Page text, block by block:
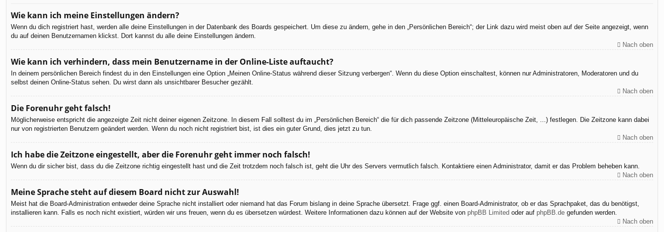
Wie kann ich meine Einstellungen ändern?
Wenn du dich registriert hast, werden alle deine Einstellungen in der Datenbank des Boards gespeichert. Um diese zu ändern, gehe in den „Persönlichen Bereich“; der Link dazu wird meist oben auf der Seite angezeigt, wenn
du auf deinen Benutzernamen klickst. Dort kannst du alle deine Einstellungen ändern.
Nach oben
Wie kann ich verhindern, dass mein Benutzername in der Online-Liste auftaucht?
In deinem persönlichen Bereich findest du in den Einstellungen eine Option „Meinen Online-Status während dieser Sitzung verbergen“. Wenn du diese Option einschaltest, können nur Administratoren, Moderatoren und du
selbst deinen Online-Status sehen. Du wirst dann als unsichtbarer Besucher gezählt.
Nach oben
Die Forenuhr geht falsch!
Möglicherweise entspricht die angezeigte Zeit nicht deiner eigenen Zeitzone. In diesem Fall solltest du im „Persönlichen Bereich“ die für dich passende Zeitzone (Mitteleuropäische Zeit, ...) festlegen. Die Zeitzone kann dabei
nur von registrierten Benutzern geändert werden. Wenn du noch nicht registriert bist, ist dies ein guter Grund, dies jetzt zu tun.
Nach oben
Ich habe die Zeitzone eingestellt, aber die Forenuhr geht immer noch falsch!
Wenn du dir sicher bist, dass du die Zeitzone richtig eingestellt hast und die Zeit trotzdem noch falsch ist, geht die Uhr des Servers vermutlich falsch. Kontaktiere einen Administrator, damit er das Problem beheben kann.
Nach oben
Meine Sprache steht auf diesem Board nicht zur Auswahl!
Meist hat die Board-Administration entweder deine Sprache nicht installiert oder niemand hat das Forum bislang in deine Sprache übersetzt. Frage ggf. einen Board-Administrator, ob er das Sprachpaket, das du benötigst,
installieren kann. Falls es noch nicht existiert, würden wir uns freuen, wenn du es übersetzen würdest. Weitere Informationen dazu können auf der Website von phpBB Limited oder auf phpBB.de gefunden werden.
Nach oben